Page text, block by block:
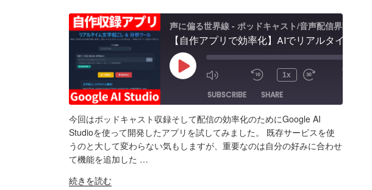
対
策
な
返
の
Studio
で
バ
ー
デ
ィ
ン
グ"
の
ッ
ド
キ
活
用
術
と
可
能
「Fish
ッ
ド
タ
ー
が
５
年
か
て
声に偏る世界線 - ポッドキャスト/音声配信界隈
Play
1x
00:00
/
SUBSCRIBE
SHARE
Amazon Apple Podcasts
RSS
Spotify
SHARE
LINK
EMBED
今回はポッドキャスト収録そして配信の効率化のためにGoogle AI
Studioを使って開発したアプリを試してみました。 既存サービスを使
うのと大して変わらない気もしますが、重要なのは自分の好みに合わせ
て機能を追加した …
"【自
続きを読む